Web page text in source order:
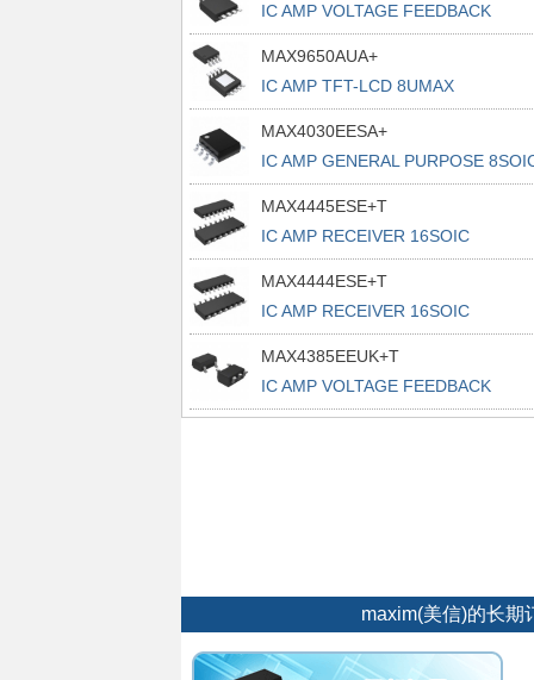
IC AMP VOLTAGE FEEDBACK
8UMAX
MAX9650AUA+
IC AMP TFT-LCD 8UMAX
MAX4030EESA+
IC AMP GENERAL PURPOSE
MAX4445ESE+T
IC AMP RECEIVER 16SOIC
MAX4444ESE+T
IC AMP RECEIVER 16SOIC
MAX4385EEUK+T
IC AMP VOLTAGE FEEDBACK
SOT23-5
maxim(美信)的长期